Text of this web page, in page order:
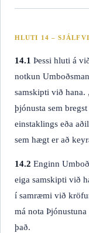
HLUTI 14 –
14.1 Þessi hluti á
notkun
samskipti við hana.
þjónusta sem
einstaklings eða
sem hægt er að
14.2 Enginn
eiga samskipti við
í samræmi við
má nota
það.